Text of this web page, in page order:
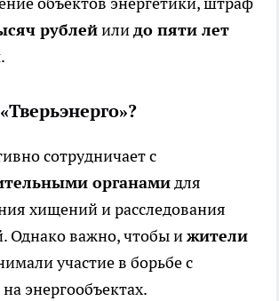
рублейилидо пяти лет
.
сотрудничает с
органамидля
хищений и расследования
Однако важно, чтобы ижители
участие в борьбе с
энергообъектах.